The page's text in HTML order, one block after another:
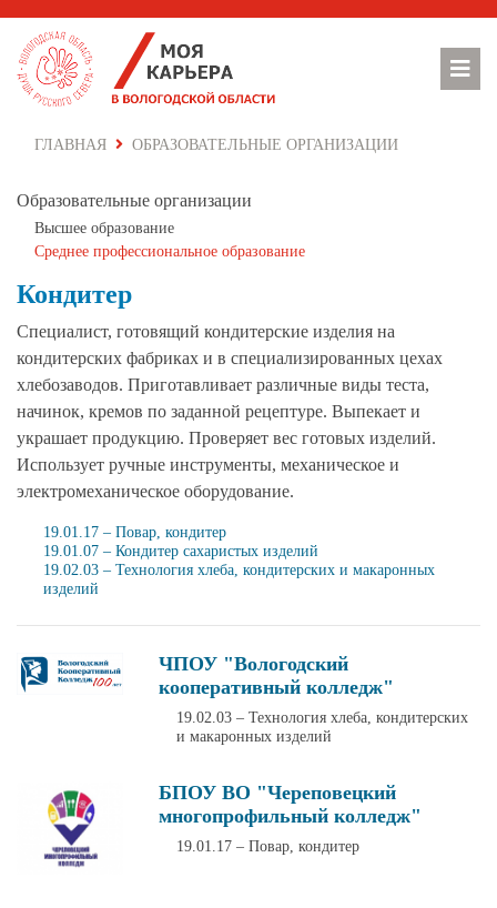
ГЛАВНАЯ ОБРАЗОВАТЕЛЬНЫЕ ОРГАНИЗАЦИИ
Образовательные организации
Высшее образование
Cреднее профессиональное образование
Кондитер
Специалист, готовящий кондитерские изделия на
кондитерских фабриках и в специализированных цехах
хлебозаводов. Приготавливает различные виды теста,
начинок, кремов по заданной рецептуре. Выпекает и
украшает продукцию. Проверяет вес готовых изделий.
Использует ручные инструменты, механическое и
электромеханическое оборудование.
19.01.17 – Повар, кондитер
19.01.07 – Кондитер сахаристых изделий
19.02.03 – Технология хлеба, кондитерских и макаронных
изделий
ЧПОУ "Вологодский
кооперативный колледж"
19.02.03 – Технология хлеба, кондитерских
и макаронных изделий
БПОУ ВО "Череповецкий
многопрофильный колледж"
19.01.17 – Повар, кондитер